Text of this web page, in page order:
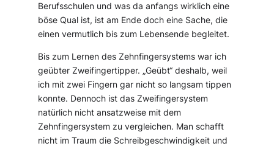
Berufsschulen und was da anfangs wirklich eine
böse Qual ist, ist am Ende doch eine Sache, die
einen vermutlich bis zum Lebensende begleitet.
Bis zum Lernen des Zehnfingersystems war ich
geübter Zweifingertipper. „Geübt“ deshalb, weil
ich mit zwei Fingern gar nicht so langsam tippen
konnte. Dennoch ist das Zweifingersystem
natürlich nicht ansatzweise mit dem
Zehnfingersystem zu vergleichen. Man schafft
nicht im Traum die Schreibgeschwindigkeit und